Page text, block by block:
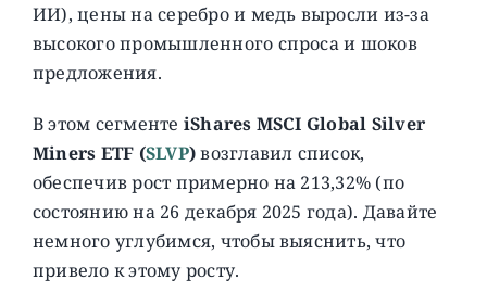
ИИ), цены на серебро и медь выросли из-за
высокого промышленного спроса и шоков
предложения.
В этом сегменте iShares MSCI Global Silver
Miners ETF (SLVP)возглавил список,
обеспечив рост примерно на 213,32% (по
состоянию на 26 декабря 2025 года). Давайте
немного углубимся, чтобы выяснить, что
привело к этому росту.